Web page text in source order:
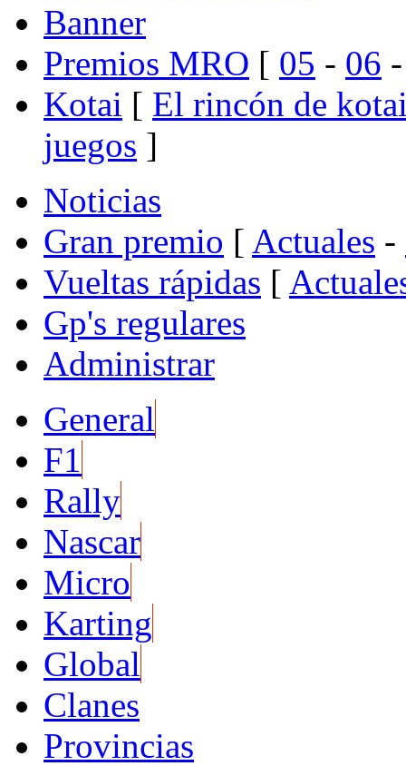
Banner
Premios MRO [ 05 - 06
Kotai [ El rincón de
juegos ]
Noticias
Gran premio [ Actuales -
Vueltas rápidas [
Gp's regulares
Administrar
General
F1
Rally
Nascar
Micro
Karting
Global
Clanes
Provincias